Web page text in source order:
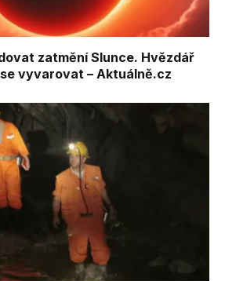
zatmění Slunce. Hvězdář
vyvarovat – Aktuálně.cz